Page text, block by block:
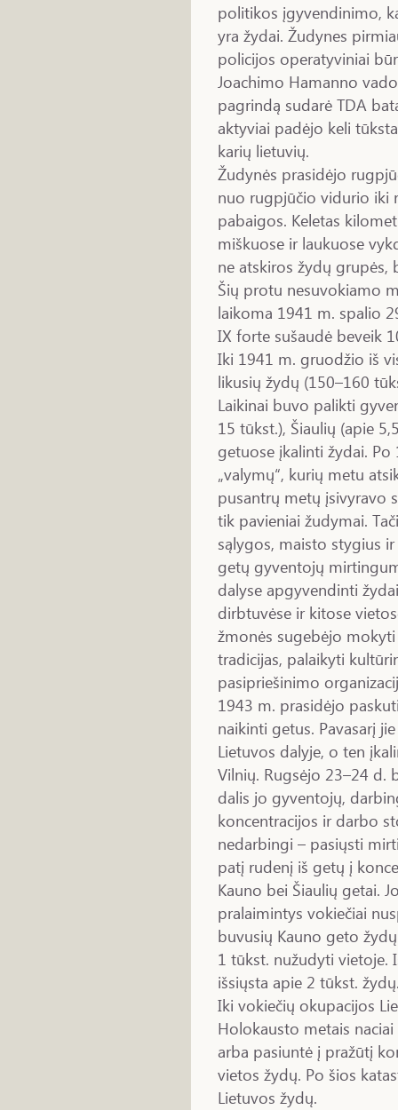
politikos įgyvendinimo,
yra žydai. Žudynes
policijos operatyviniai
Joachimo Hamanno
pagrindą sudarė TDA
aktyviai padėjo keli
karių lietuvių.
Žudynės prasidėjo
nuo rugpjūčio vidurio iki
pabaigos. Keletas
miškuose ir laukuose
ne atskiros žydų grupės,
Šių protu nesuvokiamo
laikoma 1941 m. spalio
IX forte sušaudė beveik
Iki 1941 m. gruodžio iš
likusių žydų (150–160
Laikinai buvo palikti
15 tūkst.), Šiaulių (apie
getuose įkalinti žydai.
„valymų“, kurių metu
pusantrų metų įsivyravo
tik pavieniai žudymai.
sąlygos, maisto stygius
getų gyventojų
dalyse apgyvendinti
dirbtuvėse ir kitose
žmonės sugebėjo
tradicijas, palaikyti
pasipriešinimo
1943 m. prasidėjo
naikinti getus. Pavasarį
Lietuvos dalyje, o ten
Vilnių. Rugsėjo 23–24 d.
dalis jo gyventojų,
koncentracijos ir darbo
nedarbingi – pasiųsti
patį rudenį iš getų į
Kauno bei Šiaulių getai.
pralaimintys vokiečiai
buvusių Kauno geto
1 tūkst. nužudyti vietoje.
išsiųsta apie 2 tūkst.
Iki vokiečių okupacijos
Holokausto metais
arba pasiuntė į pražūtį
vietos žydų. Po šios
Lietuvos žydų.